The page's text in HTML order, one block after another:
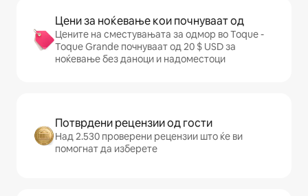
Цени за ноќевање кои почнуваат од
Цените на сместувањата за одмор во Toque -
Toque Grande почнуваат од 20 $ USD за
ноќевање без даноци и надоместоци
Потврдени рецензии од гости
Над 2.530 проверени рецензии што ќе ви
помогнат да изберете